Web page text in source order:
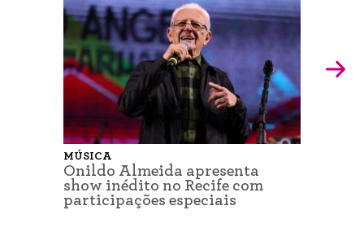
MÚSICA
Onildo Almeida apresenta
show inédito no Recife com
participações especiais